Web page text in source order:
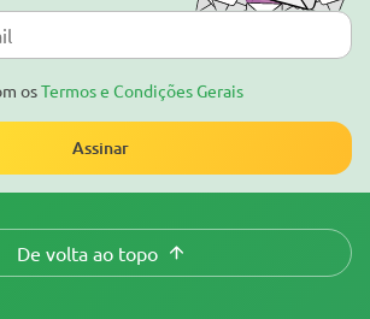
osTermos e Condições Gerais
Assinar
De volta ao topo